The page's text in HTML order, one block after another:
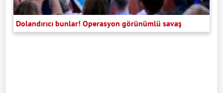
Dolandırıcı bunlar! Operasyon görünümlü savaş